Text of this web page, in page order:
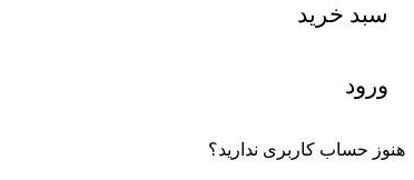
سبد خرید
ورود
هنوز حساب کاربری ندارید؟